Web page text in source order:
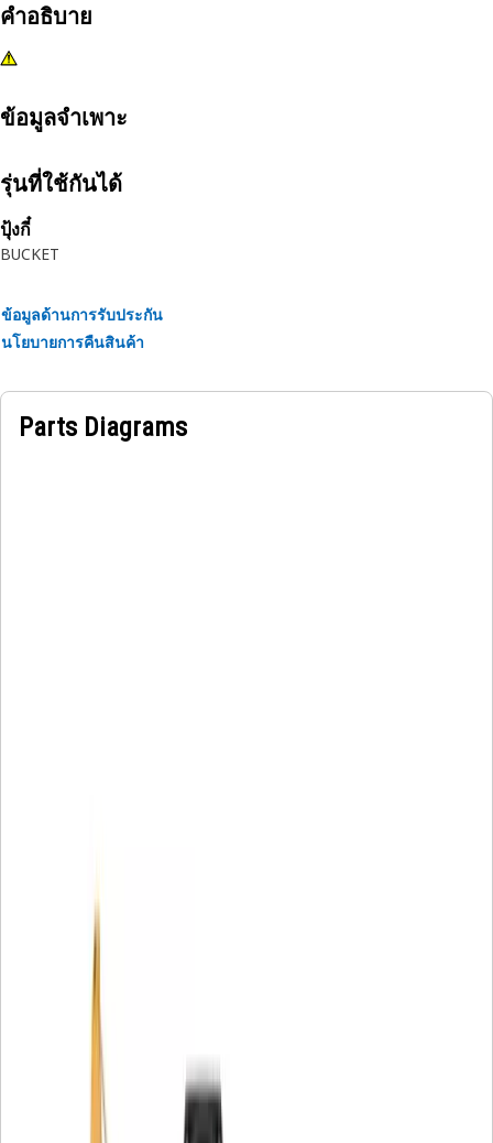
คำอธิบาย
ข้อมูลจำเพาะ
รุ่นที่ใช้กันได้
ปุ้งกี๋
BUCKET
ข้อมูลด้านการรับประกัน
นโยบายการคืนสินค้า
Parts Diagrams